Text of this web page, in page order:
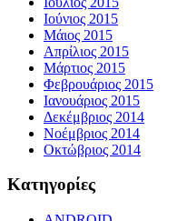
Ιούνιος 2015
Μάιος 2015
Απρίλιος 2015
Μάρτιος 2015
Φεβρουάριος 2015
Ιανουάριος 2015
Δεκέμβριος 2014
Νοέμβριος 2014
Οκτώβριος 2014
Kατηγορίες